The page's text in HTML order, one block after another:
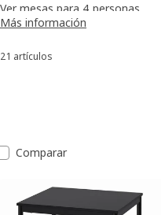
2 personas. Cuentan con
materiales y opciones
tus actividades e invitados.
Ver mesas para 4 personas
Ver mesas para 6 personas
Ver mesas de cocina
Más información
Ordenar y filtrar
21 artículos
Lista de resultados
Comparar